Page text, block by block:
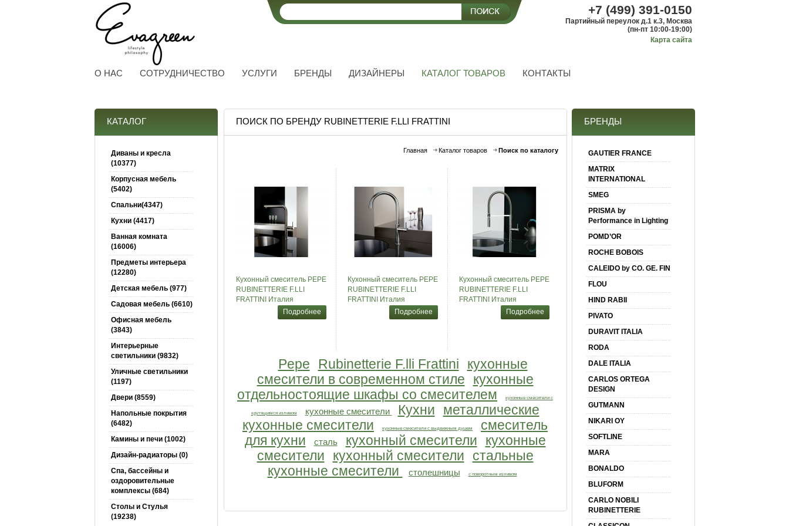
О НАС СОТРУДНИЧЕСТВО УСЛУГИ БРЕНДЫ ДИЗАЙНЕРЫ КАТАЛОГ ТОВАРОВ КОНТАКТЫ
+7 (499) 391-0150
Партийный переулок д.1 к.3, Москва
(пн-пт 10:00-19:00)
Карта сайта
КАТАЛОГ
Диваны и кресла
(10377)
Корпусная мебель
(5402)
Спальни(4347)
Кухни (4417)
Ванная комната
(16006)
Предметы интерьера
(12280)
Детская мебель (977)
Садовая мебель (6610)
Офисная мебель
(3843)
Интерьерные
светильники (9832)
Уличные светильники
(1197)
Двери (8559)
Напольные покрытия
(6482)
Камины и печи (1002)
Дизайн-радиаторы (0)
Спа, бассейны и
оздоровительные
комплексы (684)
Столы и Cтулья
(19238)
ПОИСК ПО БРЕНДУ RUBINETTERIE F.LLI FRATTINI
Главная Каталог товаров Поиск по каталогу
Кухонный смеситель PEPE
RUBINETTERIE F.LLI
FRATTINI Италия
Подробнее
Кухонный смеситель PEPE
RUBINETTERIE F.LLI
FRATTINI Италия
Подробнее
Кухонный смеситель PEPE
RUBINETTERIE F.LLI
FRATTINI Италия
Подробнее
Pepe Rubinetterie F.lli Frattini
кухонные
смесители в современном стиле
кухонные
отдельностоящие шкафы со смесителем
кухонные смесители с
крутящимся изливом кухонные смесители Кухни
металлические
кухонные смесители
кухонные смесители с выдвижным душем
смеситель
для кухни
сталь кухонный смесители
кухонные
смесители
кухонный смесители
стальные
кухонные смесители
столешницы с поворотным изливом
БРЕНДЫ
GAUTIER FRANCE
MATRIX
INTERNATIONAL
SMEG
PRISMA by
Performance in Lighting
POMD’OR
ROCHE BOBOIS
CALEIDO by CO. GE. FIN
FLOU
HIND RABII
PIVATO
DURAVIT ITALIA
RODA
DALE ITALIA
CARLOS ORTEGA
DESIGN
GUTMANN
NIKARI OY
SOFTLINE
MARA
BONALDO
BLUFORM
CARLO NOBILI
RUBINETTERIE